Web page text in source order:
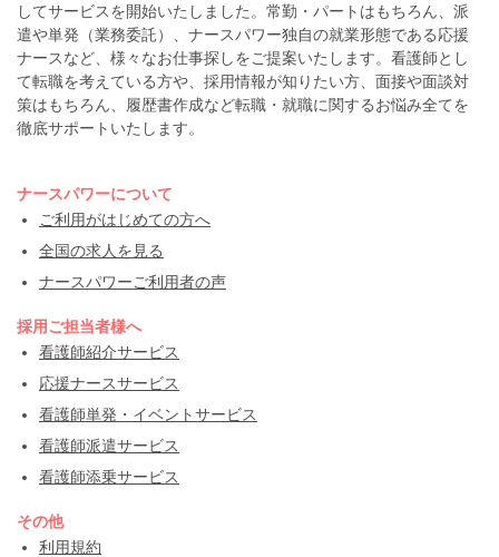
してサービスを開始いたしました。常勤・パートはもちろん、派
遣や単発（業務委託）、ナースパワー独自の就業形態である応援
ナースなど、様々なお仕事探しをご提案いたします。看護師とし
て転職を考えている方や、採用情報が知りたい方、面接や面談対
策はもちろん、履歴書作成など転職・就職に関するお悩み全てを
徹底サポートいたします。
ナースパワーについて
ご利用がはじめての方へ
全国の求人を見る
ナースパワーご利用者の声
採用ご担当者様へ
看護師紹介サービス
応援ナースサービス
看護師単発・イベントサービス
看護師派遣サービス
看護師添乗サービス
その他
利用規約